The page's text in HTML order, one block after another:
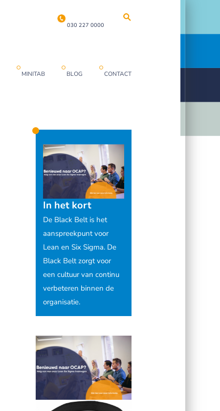
030 227 0000
MINITAB BLOG CONTACT
In het kort
De Black Belt is het
aanspreekpunt voor
Lean en Six Sigma. De
Black Belt zorgt voor
een cultuur van continu
verbeteren binnen de
organisatie.